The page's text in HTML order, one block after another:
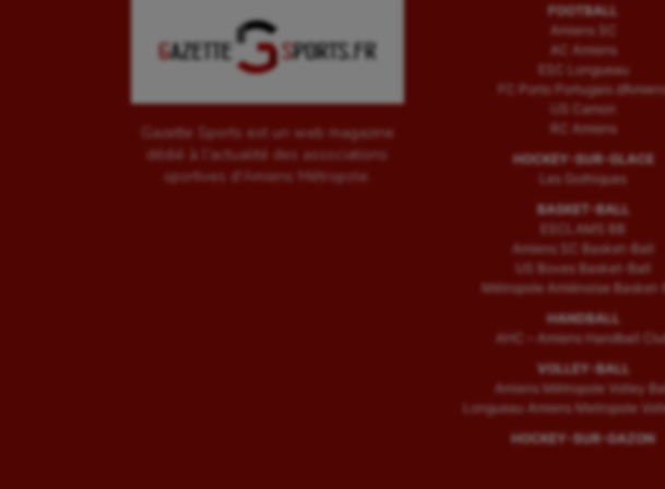
Gazette Sports est un web magazine
dédié à l'actualité des associations
sportives d'Amiens Métropole.
FOOTBALL
Amiens SC
AC Amiens
ESC Longueau
FC Porto Portugais
US Camon
RC Amiens
HOCKEY-SUR-GLACE
Les Gothiques
BASKET-BALL
ESCLAMS BB
Amiens SC Basket-Ball
US Boves Basket-Ball
Métropole Amiénoise Basket-
HANDBALL
AHC – Amiens Handball
VOLLEY-BALL
Amiens Métropole Volley
Longueau Amiens Metropole
HOCKEY-SUR-GAZON